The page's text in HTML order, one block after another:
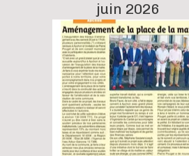
juin 2026